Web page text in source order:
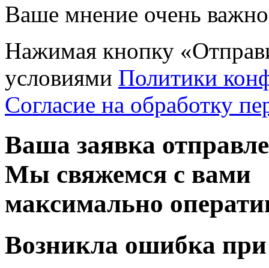
Ваше мнение очень
Нажимая кнопку
условиями Политики
Согласие на обработку
Ваша заявка
Мы свяжемся с вами
максимально
Возникла ошибка при